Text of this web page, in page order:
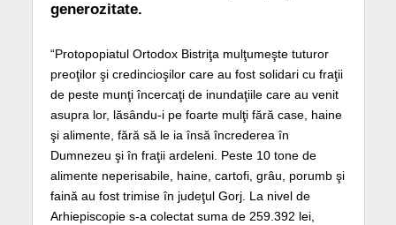
generozitate.
“Protopopiatul Ortodox Bistriţa mulţumeşte tuturor
preoţilor şi credincioşilor care au fost solidari cu fraţii
de peste munţi încercaţi de inundaţiile care au venit
asupra lor, lăsându-i pe foarte mulţi fără case, haine
şi alimente, fără să le ia însă încrederea în
Dumnezeu şi în fraţii ardeleni. Peste 10 tone de
alimente neperisabile, haine, cartofi, grâu, porumb şi
faină au fost trimise în judeţul Gorj. La nivel de
Arhiepiscopie s-a colectat suma de 259.392 lei,